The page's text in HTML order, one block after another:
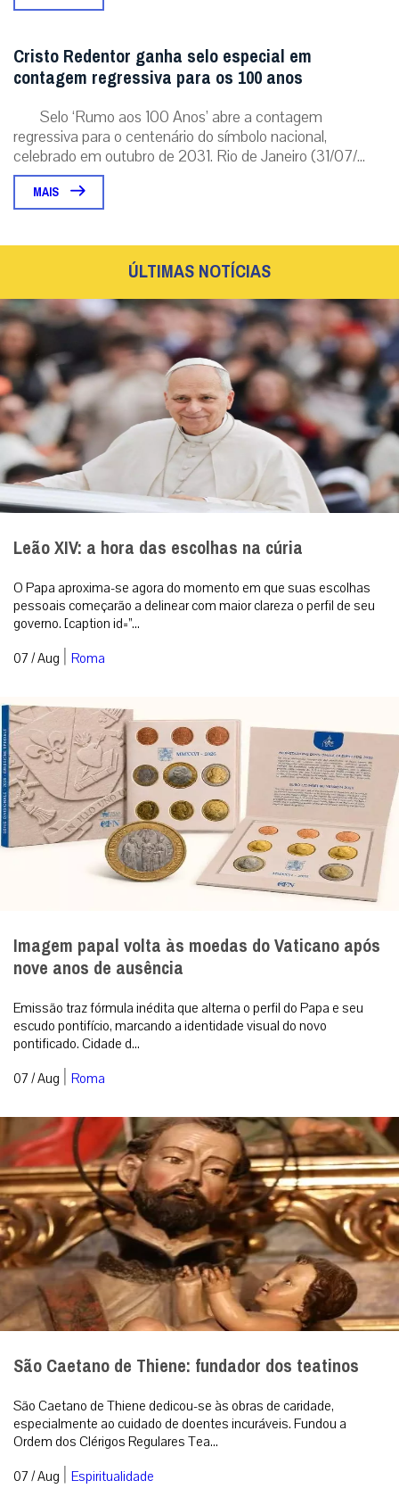
Cristo Redentor ganha selo especial em
contagem regressiva para os 100 anos
Selo ‘Rumo aos 100 Anos’ abre a contagem
regressiva para o centenário do símbolo nacional,
celebrado em outubro de 2031. Rio de Janeiro (31/07/...
MAIS
ÚLTIMAS NOTÍCIAS
Leão XIV: a hora das escolhas na cúria
O Papa aproxima-se agora do momento em que suas escolhas
pessoais começarão a delinear com maior clareza o perfil de seu
governo. [caption id=”...
07 / Aug | Roma
Imagem papal volta às moedas do Vaticano após
nove anos de ausência
Emissão traz fórmula inédita que alterna o perfil do Papa e seu
escudo pontifício, marcando a identidade visual do novo
pontificado. Cidade d...
07 / Aug | Roma
São Caetano de Thiene: fundador dos teatinos
São Caetano de Thiene dedicou-se às obras de caridade,
especialmente ao cuidado de doentes incuráveis. Fundou a
Ordem dos Clérigos Regulares Tea...
07 / Aug | Espiritualidade